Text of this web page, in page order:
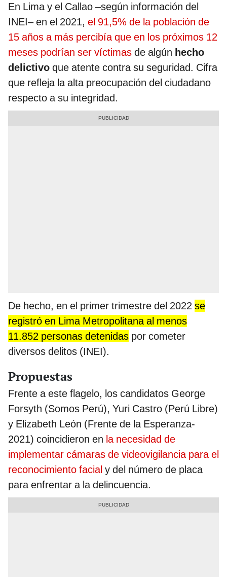
En Lima y el Callao –según información del
INEI– en el 2021, el 91,5% de la población de
15 años a más percibía que en los próximos 12
meses podrían ser víctimas de algún hecho
delictivo que atente contra su seguridad. Cifra
que refleja la alta preocupación del ciudadano
respecto a su integridad.
De hecho, en el primer trimestre del 2022 se
registró en Lima Metropolitana al menos
11.852 personas detenidas por cometer
diversos delitos (INEI).
Propuestas
Frente a este flagelo, los candidatos George
Forsyth (Somos Perú), Yuri Castro (Perú Libre)
y Elizabeth León (Frente de la Esperanza-
2021) coincidieron en la necesidad de
implementar cámaras de videovigilancia para el
reconocimiento facial y del número de placa
para enfrentar a la delincuencia.